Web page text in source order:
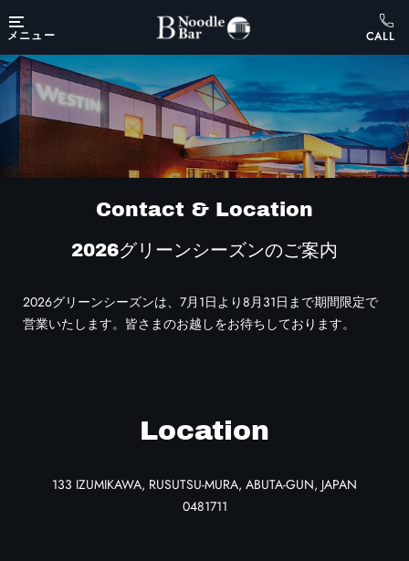
Skip to main content
メニュー
Contact & Location
2026グリーンシーズンのご案内
2026グリーンシーズンは、7月1日より8月31日まで期間限定で
営業いたします。皆さまのお越しをお待ちしております。
Location
133 IZUMIKAWA, RUSUTSU-MURA, ABUTA-GUN, JAPAN
0481711